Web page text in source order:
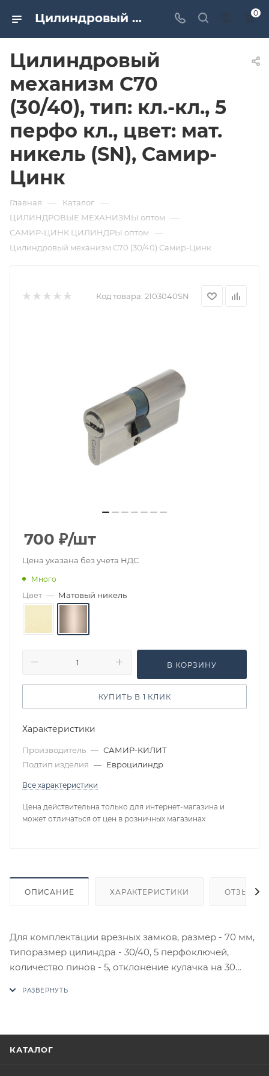
Цилиндровый механизм C70 (30/40), тип: кл.-кл., 5 перфо кл., цвет: мат. никель (SN), Самир-Цинк. Дверная и мебельная фурнитура САМИР-КИЛИТ | Оптовые поставки 0
Цилиндровый
механизм C70
(30/40), тип: кл.-кл., 5
перфо кл., цвет: мат.
никель (SN), Самир-
Цинк
Главная — Каталог —
ЦИЛИНДРОВЫЕ МЕХАНИЗМЫ оптом —
САМИР-ЦИНК ЦИЛИНДРЫ оптом —
Цилиндровый механизм C70 (30/40) Самир-Цинк
Код товара: 2103040SN
700 ₽/шт
Цена указана без учета НДС
Много
Цвет — Матовый никель
В КОРЗИНУ
КУПИТЬ В 1 КЛИК
Характеристики
Производитель — САМИР-КИЛИТ
Подтип изделия — Евроцилиндр
Все характеристики
Цена действительна только для интернет-магазина и
может отличаться от цен в розничных магазинах
ОПИСАНИЕ ХАРАКТЕРИСТИКИ ОТЗЫВЫ
Для комплектации врезных замков, размер - 70 мм,
типоразмер цилиндра - 30/40, 5 перфоключей,
количество пинов - 5, отклонение кулачка на 30
КАТАЛОГ